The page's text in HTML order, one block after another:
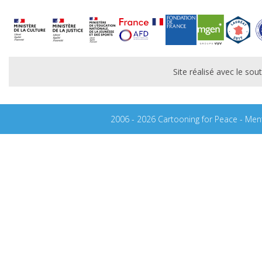
Site réalisé avec le
2006 - 2026 Cartooning for Peace -